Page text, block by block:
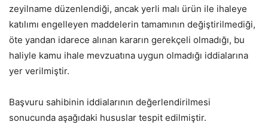
zeyilname düzenlendiği, ancak yerli malı ürün ile ihaleye
katılımı engelleyen maddelerin tamamının değiştirilmediği,
öte yandan idarece alınan kararın gerekçeli olmadığı, bu
haliyle kamu ihale mevzuatına uygun olmadığı iddialarına
yer verilmiştir.
Başvuru sahibinin iddialarının değerlendirilmesi
sonucunda aşağıdaki hususlar tespit edilmiştir.